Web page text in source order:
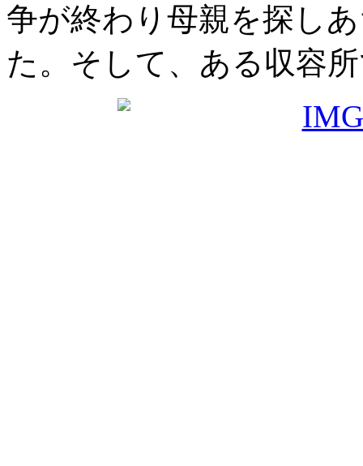
争が終わり母親を探し
た。そして、ある収容